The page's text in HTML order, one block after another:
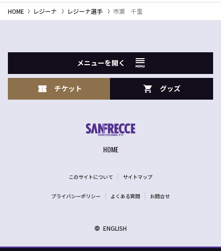
HOME レジーナ レジーナ選手 市瀬 千里
メニューを開く
チケット グッズ
HOME
このサイトについて サイトマップ
プライバシーポリシー よくある質問 お問合せ
ENGLISH